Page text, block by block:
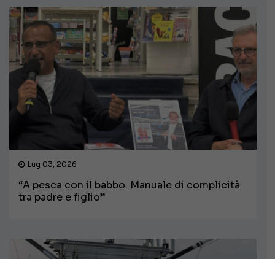
Lug 03, 2026
“A pesca con il babbo. Manuale di complicità
tra padre e figlio”